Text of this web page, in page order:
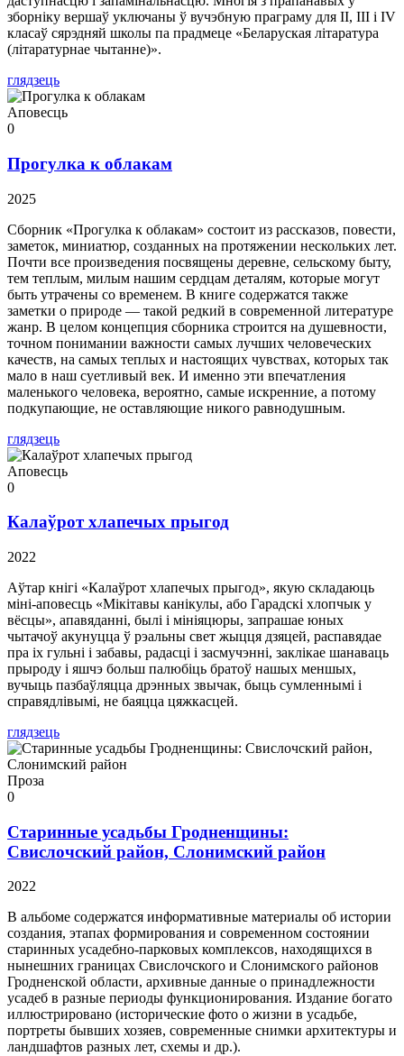
зборніку вершаў уключаны ў вучэбную праграму для II, III і IV
класаў сярэдняй школы па прадмеце «Беларуская літаратура
(літаратурнае чытанне)».
глядзець
Аповесць
0
Прогулка к облакам
2025
Сборник «Прогулка к облакам» состоит из рассказов, повести,
заметок, миниатюр, созданных на протяжении нескольких лет.
Почти все произведения посвящены деревне, сельскому быту,
тем теплым, милым нашим сердцам деталям, которые могут
быть утрачены со временем. В книге содержатся также
заметки о природе — такой редкий в современной литературе
жанр. В целом концепция сборника строится на душевности,
точном понимании важности самых лучших человеческих
качеств, на самых теплых и настоящих чувствах, которых так
мало в наш суетливый век. И именно эти впечатления
маленького человека, вероятно, самые искренние, а потому
подкупающие, не оставляющие никого равнодушным.
глядзець
Аповесць
0
Калаўрот хлапечых прыгод
2022
Аўтар кнігі «Калаўрот хлапечых прыгод», якую складаюць
міні-аповесць «Мікітавы канікулы, або Гарадскі хлопчык у
вёсцы», апавяданні, былі і мініяцюры, запрашае юных
чытачоў акунуцца ў рэальны свет жыцця дзяцей, распавядае
пра іх гульні і забавы, радасці і засмучэнні, заклікае шанаваць
прыроду і яшчэ больш палюбіць братоў нашых меншых,
вучыць пазбаўляцца дрэнных звычак, быць сумленнымі і
справядлівымі, не баяцца цяжкасцей.
глядзець
Проза
0
Старинные усадьбы Гродненщины:
Свислочский район, Слонимский район
2022
В альбоме содержатся информативные материалы об истории
создания, этапах формирования и современном состоянии
старинных усадебно-парковых комплексов, находящихся в
нынешних границах Свислочского и Слонимского районов
Гродненской области, архивные данные о принадлежности
усадеб в разные периоды функционирования. Издание богато
иллюстрировано (исторические фото о жизни в усадьбе,
портреты бывших хозяев, современные снимки архитектуры и
ландшафтов разных лет, схемы и др.).